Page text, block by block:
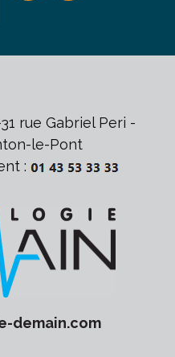
rue Gabriel Peri -
le-Pont
:
demain.com